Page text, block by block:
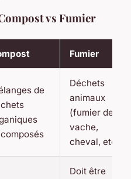
vs Fumier
Fumier
de
Déchets
animaux
(fumier de
vache,
cheval, etc.)
Doit être